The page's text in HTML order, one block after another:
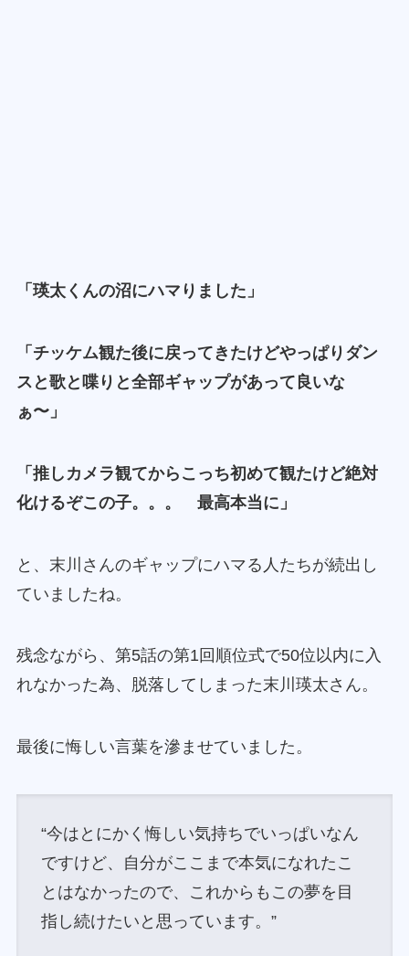
「瑛太くんの沼にハマりました」
「チッケム観た後に戻ってきたけどやっぱりダン
スと歌と喋りと全部ギャップがあって良いな
ぁ〜」
「推しカメラ観てからこっち初めて観たけど絶対
化けるぞこの子。。。 最高本当に」
と、末川さんのギャップにハマる人たちが続出し
ていましたね。
残念ながら、第5話の第1回順位式で50位以内に入
れなかった為、脱落してしまった末川瑛太さん。
最後に悔しい言葉を滲ませていました。
“今はとにかく悔しい気持ちでいっぱいなん
ですけど、自分がここまで本気になれたこ
とはなかったので、これからもこの夢を目
指し続けたいと思っています。”